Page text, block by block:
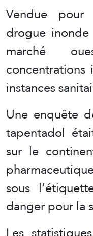
Vendue
drogue
marché
instances
Une enquête
tapentadol
sur le
sous
danger pour la